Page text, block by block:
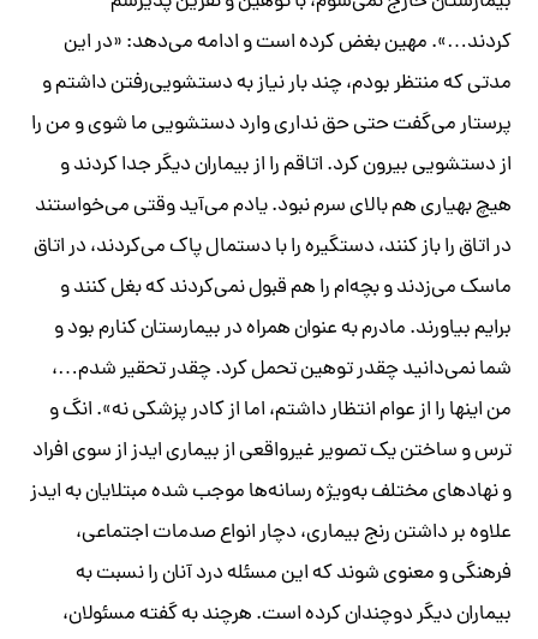
کردند…». مهین بغض کرده است و ادامه می‌دهد: «در این
مدتی که منتظر بودم، چند بار نیاز به دستشویی‌رفتن داشتم و
پرستار می‌گفت حتی حق نداری وارد دستشویی ما شوی و من را
از دستشویی بیرون کرد. اتاقم را از بیماران دیگر جدا کردند و
هیچ بهیاری هم بالای سرم نبود. یادم می‌آید وقتی می‌خواستند
در اتاق را باز کنند، دستگیره را با دستمال پاک می‌کردند، در اتاق
ماسک می‌زدند و بچه‌ام را هم قبول نمی‌کردند که بغل کنند و
برایم بیاورند. مادرم به عنوان همراه در بیمارستان کنارم بود و
شما نمی‌دانید چقدر توهین تحمل کرد. چقدر تحقیر شدم…،
من اینها را از عوام انتظار داشتم، اما از کادر پزشکی نه». انگ و
ترس و ساختن یک تصویر غیرواقعی از بیماری ایدز از سوی افراد
و نهادهای مختلف به‌ویژه رسانه‌ها موجب شده مبتلایان به ایدز
علاوه بر داشتن رنج بیماری، دچار انواع صدمات اجتماعی،
فرهنگی و معنوی شوند که این مسئله درد آنان را نسبت به
بیماران دیگر دوچندان کرده است. هرچند به گفته مسئولان،